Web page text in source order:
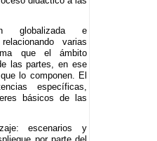
globalizada e
varias
que el ámbito
las partes, en ese
lo componen. El
específicas,
básicos de las
escenarios y